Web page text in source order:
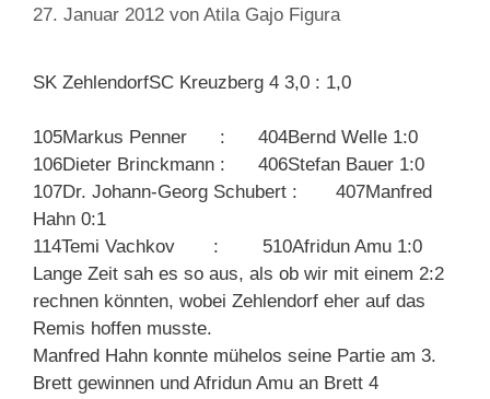
27. Januar 2012 von Atila Gajo Figura
SK ZehlendorfSC Kreuzberg 4 3,0 : 1,0
105Markus Penner : 404Bernd Welle 1:0
106Dieter Brinckmann : 406Stefan Bauer 1:0
107Dr. Johann-Georg Schubert : 407Manfred
Hahn 0:1
114Temi Vachkov : 510Afridun Amu 1:0
Lange Zeit sah es so aus, als ob wir mit einem 2:2
rechnen könnten, wobei Zehlendorf eher auf das
Remis hoffen musste.
Manfred Hahn konnte mühelos seine Partie am 3.
Brett gewinnen und Afridun Amu an Brett 4